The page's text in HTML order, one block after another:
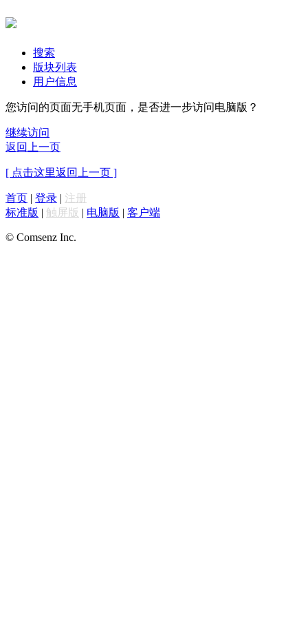
搜索
版块列表
用户信息
您访问的页面无手机页面，是否进一步访问电脑版？
继续访问
返回上一页
[ 点击这里返回上一页 ]
首页 | 登录 | 注册
标准版 | 触屏版 | 电脑版 | 客户端
© Comsenz Inc.